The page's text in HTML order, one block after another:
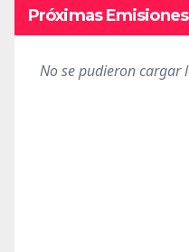
Próximas Emisiones